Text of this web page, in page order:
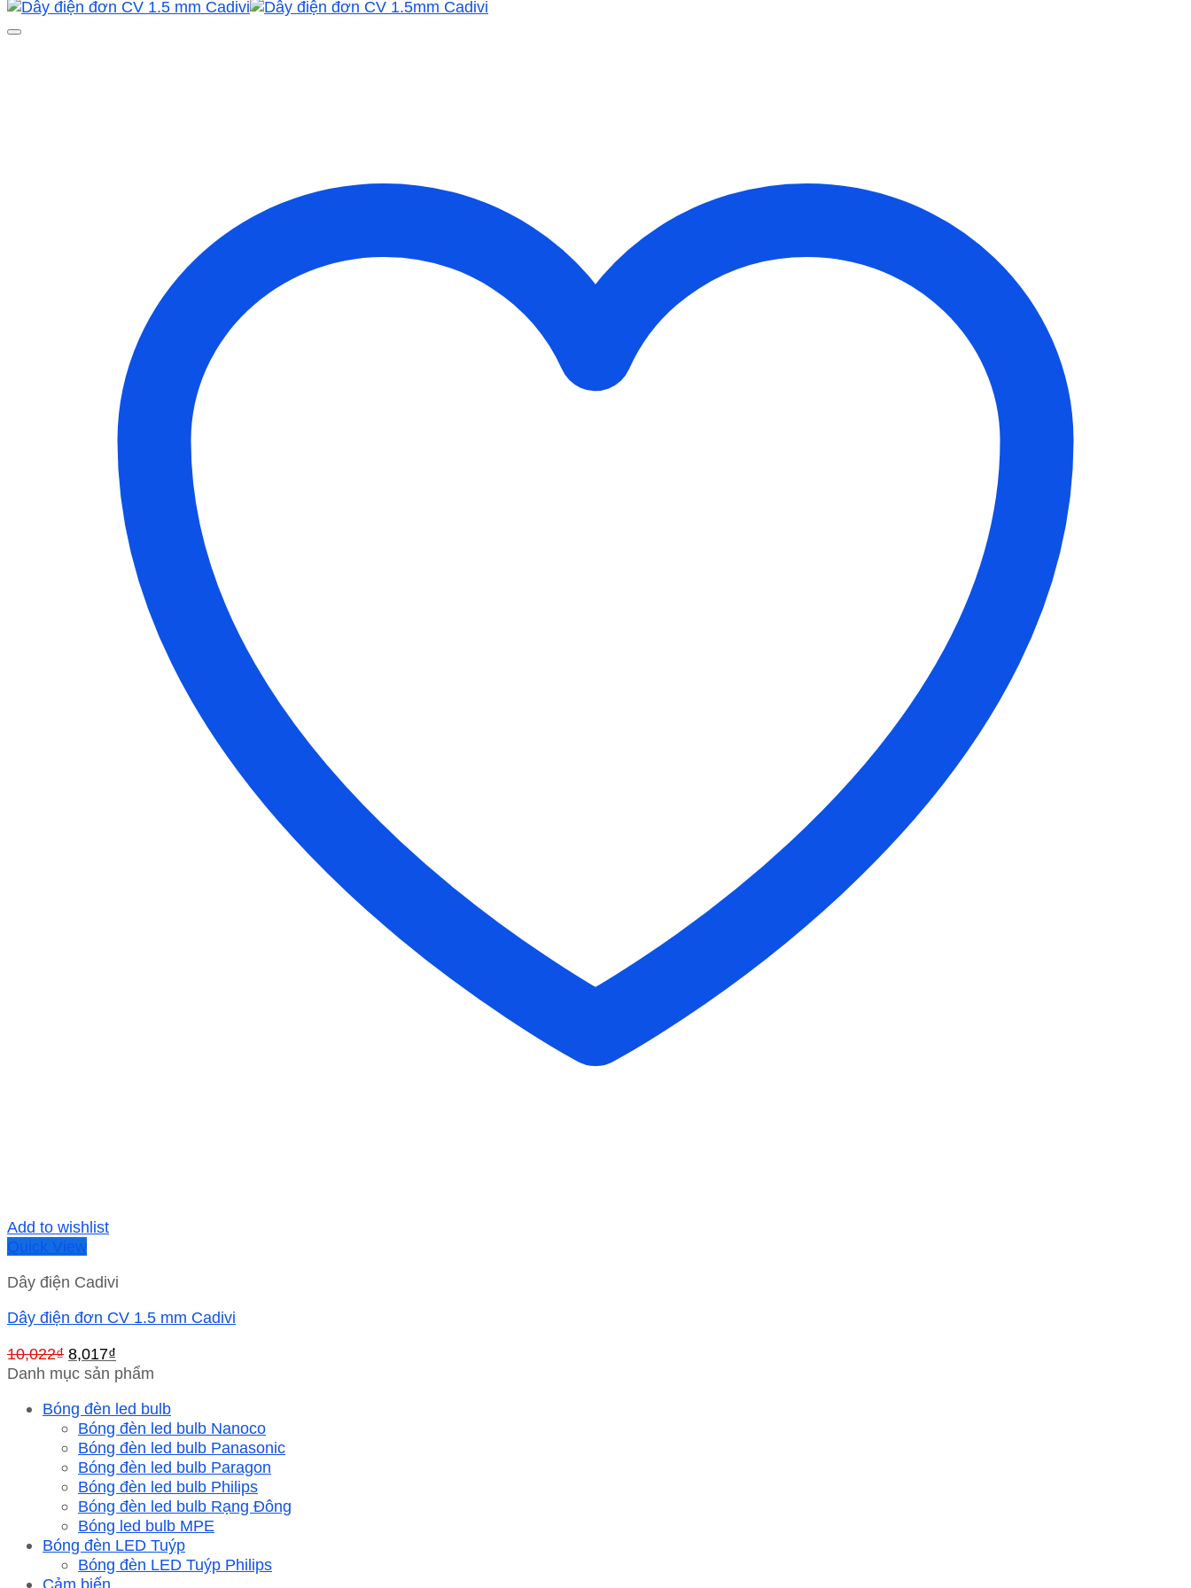
Add to wishlist
Quick View
Dây điện Cadivi
Dây điện đơn CV 1.5 mm Cadivi
10,022₫ Giá
gốc
10,022₫.
8,017₫
hiện
là:
8,017₫.
Danh mục sản phẩm
Bóng đèn led bulb
Bóng đèn led bulb Nanoco
Bóng đèn led bulb Panasonic
Bóng đèn led bulb Paragon
Bóng đèn led bulb Philips
Bóng đèn led bulb Rạng Đông
Bóng led bulb MPE
Bóng đèn LED Tuýp
Bóng đèn LED Tuýp Philips
Cảm biến